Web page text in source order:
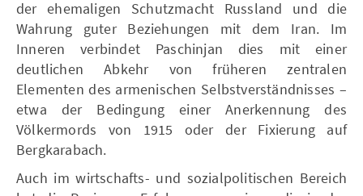
der ehemaligen Schutzmacht Russland und die
Wahrung guter Beziehungen mit dem Iran. Im
Inneren verbindet Paschinjan dies mit einer
deutlichen Abkehr von früheren zentralen
Elementen des armenischen Selbstverständnisses –
etwa der Bedingung einer Anerkennung des
Völkermords von 1915 oder der Fixierung auf
Bergkarabach.
Auch im wirtschafts- und sozialpolitischen Bereich